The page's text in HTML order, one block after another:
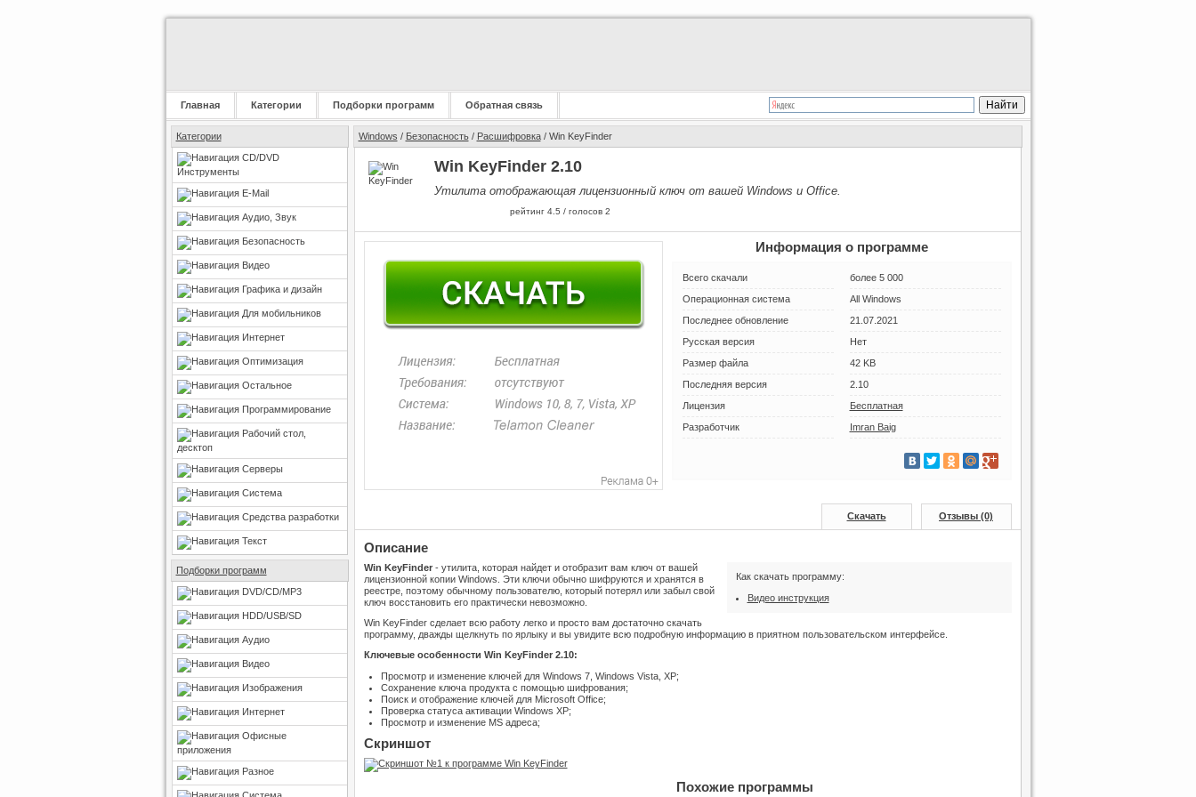
Главная Категории Подборки программ Обратная связь
Категории
CD/DVD
Инструменты
E-Mail
Аудио, Звук
Безопасность
Видео
Графика и дизайн
Для мобильников
Интернет
Оптимизация
Остальное
Программирование
Рабочий стол,
десктоп
Серверы
Система
Средства разработки
Текст
Подборки программ
DVD/CD/MP3
HDD/USB/SD
Аудио
Видео
Изображения
Интернет
Офисные
приложения
Разное
Windows / Безопасность/ Расшифровка/ Win KeyFinder
Win KeyFinder 2.10
Утилита отображающая лицензионный ключ от вашей Windows и Office.
рейтинг 4.5 / голосов 2
Информация о программе
Всего скачали
более 5 000
Операционная система
All Windows
Последнее обновление
21.07.2021
Русская версия
Нет
Размер файла
42 KB
Последняя версия
2.10
Лицензия
Бесплатная
Разработчик
Imran Baig
Отзывы (0)
Скачать
Описание
Как скачать программу:
Видео инструкция
Win KeyFinder- утилита, которая найдет и отобразит вам ключ от вашей
лицензионной копии Windows. Эти ключи обычно шифруются и хранятся в
реестре, поэтому обычному пользователю, который потерял или забыл свой
ключ восстановить его практически невозможно.
Win KeyFinder сделает всю работу легко и просто вам достаточно скачать
программу, дважды щелкнуть по ярлыку и вы увидите всю подробную информацию в приятном пользовательском интерфейсе.
Ключевые особенности Win KeyFinder 2.10:
Просмотр и изменение ключей для Windows 7, Windows Vista, XP;
Сохранение ключа продукта с помощью шифрования;
Поиск и отображение ключей для Microsoft Office;
Проверка статуса активации Windows XP;
Просмотр и изменение MS адреса;
Скриншот
Похожие программы